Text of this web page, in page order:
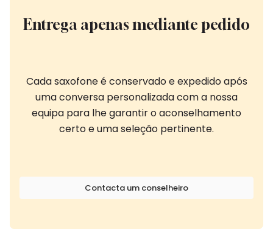
Entrega apenas mediante pedido
Cada saxofone é conservado e expedido após
uma conversa personalizada com a nossa
equipa para lhe garantir o aconselhamento
certo e uma seleção pertinente.
Contacta um conselheiro